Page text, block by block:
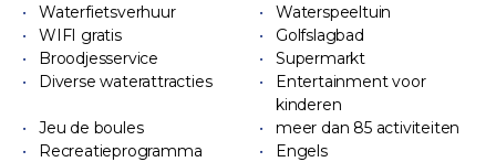
Waterfietsverhuur
Waterspeeltuin
WIFI gratis
Golfslagbad
Broodjesservice
Supermarkt
Diverse waterattracties
Entertainment voor
kinderen
Jeu de boules
meer dan 85 activiteiten
Recreatieprogramma
Engels